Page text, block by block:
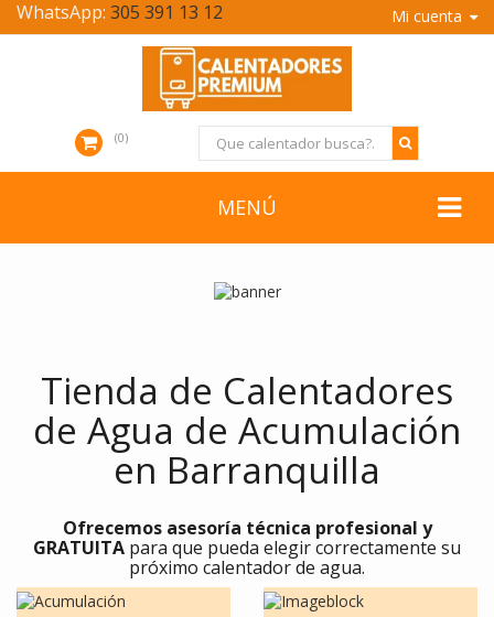
Mi cuenta
WhatsApp: 305 391 13 12
0
MENÚ
Tienda de Calentadores
de Agua de Acumulación
en Barranquilla
Ofrecemos asesoría técnica profesional y
GRATUITA para que pueda elegir correctamente su
próximo calentador de agua.